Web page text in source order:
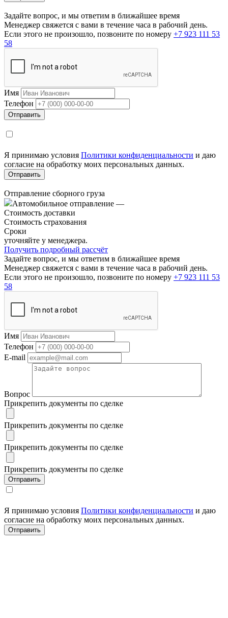
Задайте вопрос, и мы ответим в ближайшее время
Менеджер свяжется с вами в течение часа в рабочий день.
Если этого не произошло, позвоните по номеру +7 923 111 53
58
Имя
Телефон
Я принимаю условия Политики конфиденциальности и даю
согласие на обработку моих персональных данных.
Отправление сборного груза
Автомобильное отправление —
Стоимость доставки
Стоимость страхования
Сроки
уточняйте у менеджера.
Получить подробный рассчёт
Задайте вопрос, и мы ответим в ближайшее время
Менеджер свяжется с вами в течение часа в рабочий день.
Если этого не произошло, позвоните по номеру +7 923 111 53
58
Имя
Телефон
E-mail
Вопрос
Прикрепить документы по сделке
Прикрепить документы по сделке
Прикрепить документы по сделке
Прикрепить документы по сделке
Я принимаю условия Политики конфиденциальности и даю
согласие на обработку моих персональных данных.